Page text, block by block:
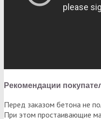
Рекомендации
Перед заказом бетона не
При этом простаивающие